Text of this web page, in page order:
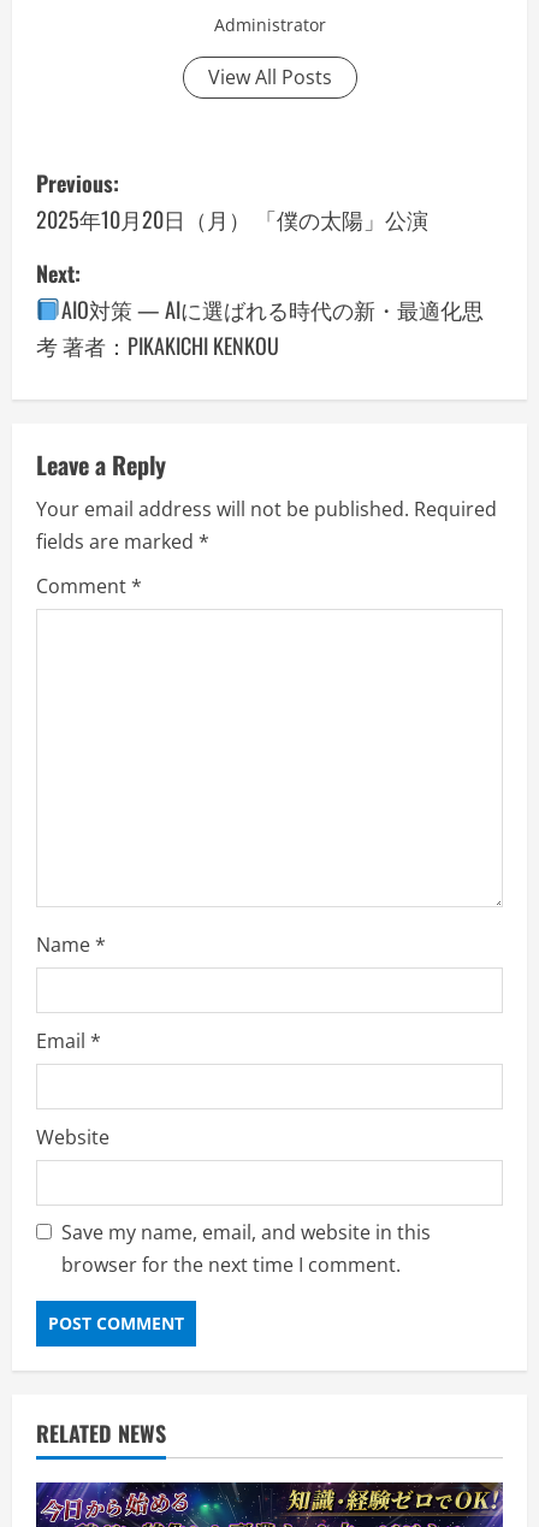
Administrator
View All Posts
P
o
s
t
n
v
i
g
a
Previous:
2025年10月20日（月） 「僕の太陽」公演
Next:
AIO対策 — AIに選ばれる時代の新・最適化思
考 著者：PIKAKICHI KENKOU
Leave a Reply
Your email address will not be published. Required
fields are marked *
Comment*
Name*
Email *
Website
Save my name, email, and website in this
browser for the next time I comment.
RELATED NEWS